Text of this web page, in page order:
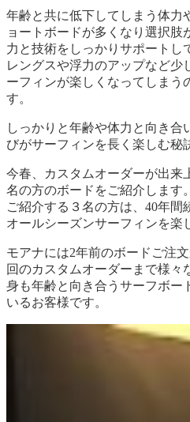
年齢と共に低下してしまう体力
ョートボードが多くなり選択
力と技術をしっかりサポートし
レングスや浮力のアップなど少
ーフィンが楽しくなってしまう
す。
しっかりと年齢や体力と向き合
びがサーフィンを長く楽しむ秘
今春、カスタムオーダーが出来
名の方のボードをご紹介します。
ご紹介する３名の方は、40年間
オールシーズンサーフィンを楽
モアナには2年前のボードご注
回のカスタムオーダーまで様々
身も年齢と向き合うサーフボー
いるお客様です。